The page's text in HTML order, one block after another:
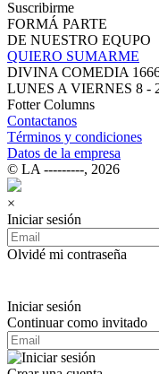
Suscribirme
FORMÁ PARTE
DE NUESTRO EQUPO
QUIERO SUMARME
DIVINA COMEDIA
LUNES A VIERNES 8 -
Fotter Columns
Contactanos
Términos y condiciones
Datos de la empresa
© LA ‑‑‑‑‑‑‑‑‑, 2026
×
Iniciar sesión
Olvidé mi contraseña
Iniciar sesión
Continuar como invitado